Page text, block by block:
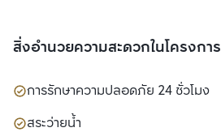
สิ่งอำนวยความสะดวกในโครงการ
การรักษาความปลอดภัย 24 ชั่วโมง
สระว่ายน้ำ